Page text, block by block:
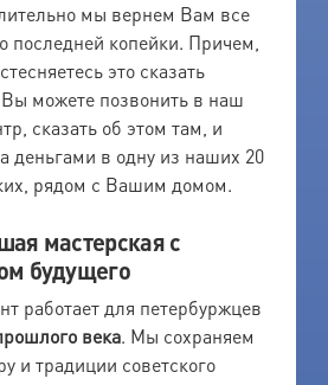
мы вернем Вам все
последней копейки. Причем,
это сказать
Вы можете позвонить в наш
сказать об этом там, и
деньгами в одну из наших 20
рядом с Вашим домом.
мастерская с
будущего
работает для петербуржцев
века. Мы сохраняем
и традиции советского